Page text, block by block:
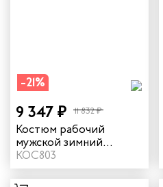
-21%
9 347 ₽ 11 832 ₽
Костюм рабочий
мужской зимний
"Памир" цвет серый/
черный/красный
КОС803